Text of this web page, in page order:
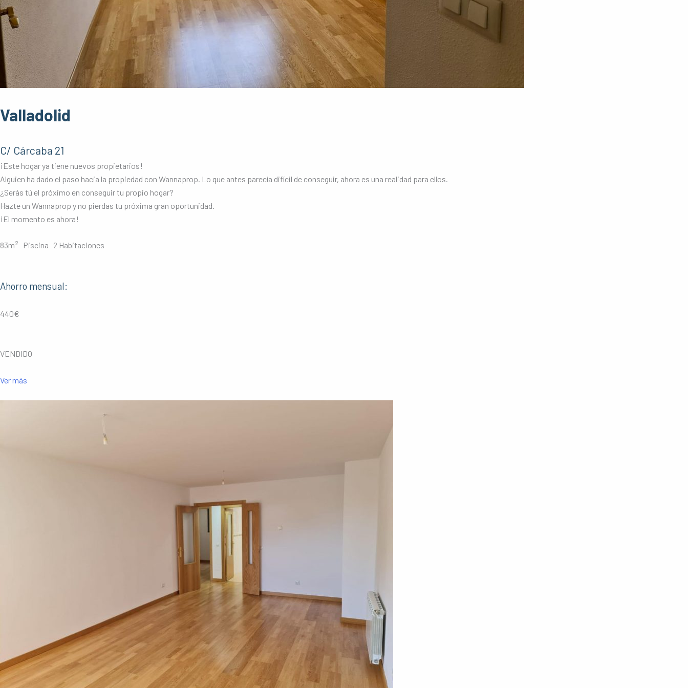
Valladolid
C/ Cárcaba 21
¡Este hogar ya tiene nuevos propietarios!
Alguien ha dado el paso hacia la propiedad con Wannaprop. Lo que antes parecía difícil de conseguir, ahora es una realidad para ellos.
¿Serás tú el próximo en conseguir tu propio hogar?
Hazte un Wannaprop y no pierdas tu próxima gran oportunidad.
¡El momento es ahora!
83m2 Piscina 2 Habitaciones
Ahorro mensual:
440€
VENDIDO
Ver más